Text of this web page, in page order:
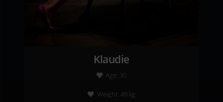
Klaudie
Age: 30
Weight: 49kg